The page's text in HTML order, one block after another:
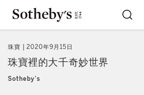
珠寶 2020年9月15日
珠寶裡的大千奇妙世界
Sotheby's